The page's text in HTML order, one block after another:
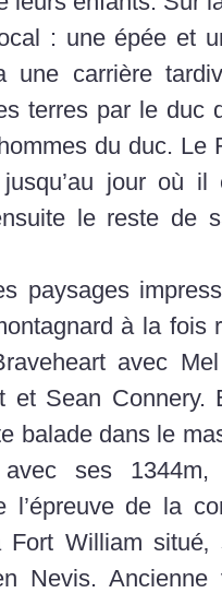
: une épée et
une carrière
terres par le duc
du duc. Le
jour où
le reste de
paysages
à la fois
avec
et Sean Connery.
balade dans le
avec ses
l’épreuve de la
Fort William
Nevis.